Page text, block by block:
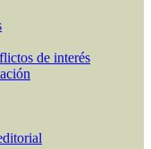
de interés